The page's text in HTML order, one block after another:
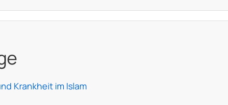
Krankheit im Islam